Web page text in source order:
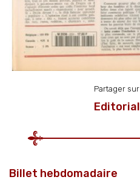
Partager sur
Editorial
Billet hebdomadaire